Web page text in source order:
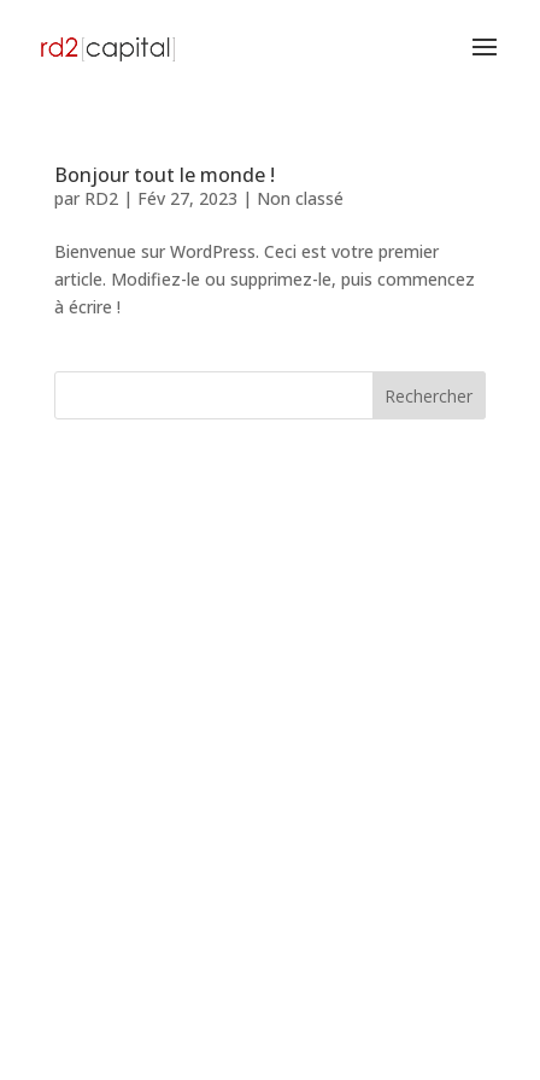
Bonjour tout le monde !
par RD2| Fév 27, 2023 | Non classé
Bienvenue sur WordPress. Ceci est votre premier
article. Modifiez-le ou supprimez-le, puis commencez
à écrire !
Rechercher